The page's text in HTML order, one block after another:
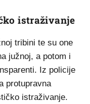
istraživanje
tribini te su one
južnoj, a potom i
Iz policije
protupravna
istraživanje.